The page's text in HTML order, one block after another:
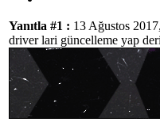
Yanıtla #1 : 13 Ağustos
driver lari güncelleme yap